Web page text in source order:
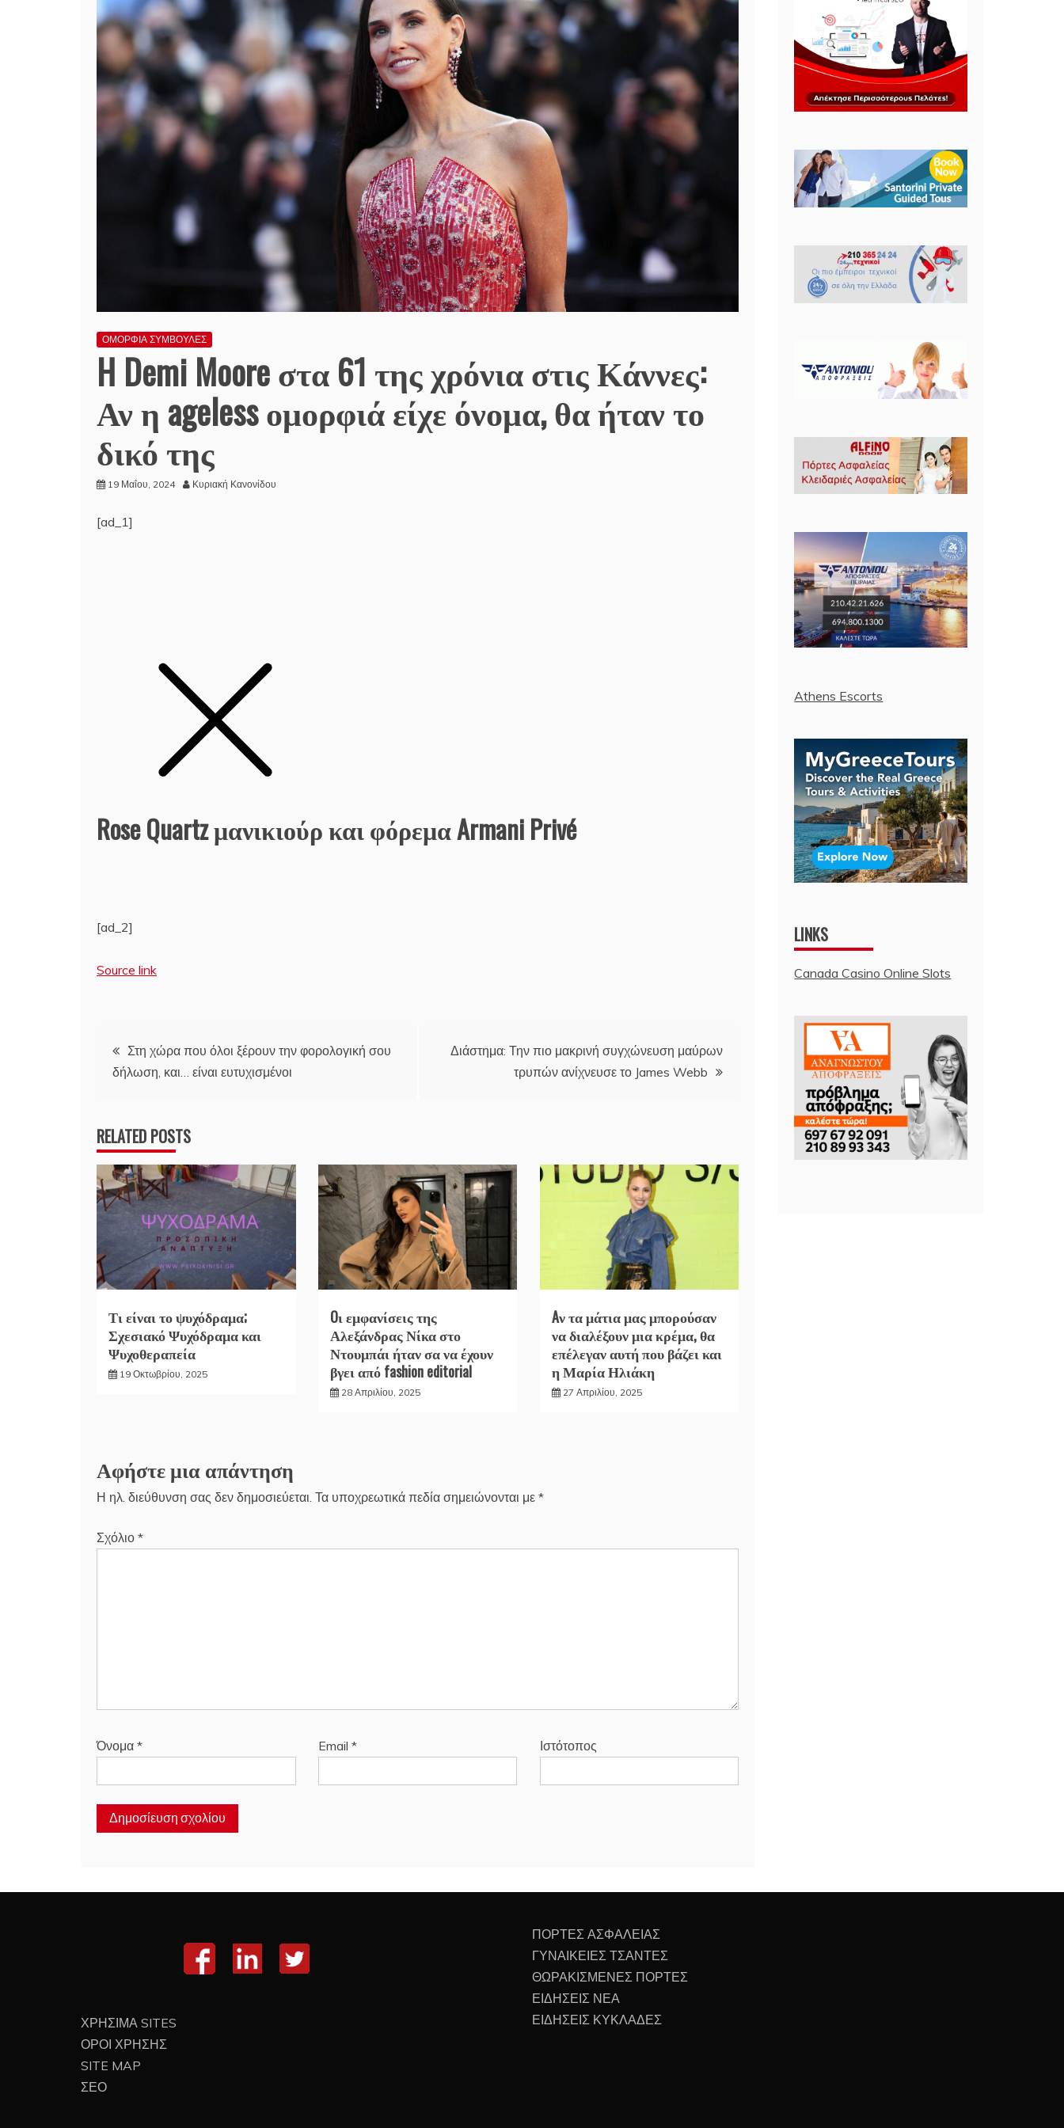
ΟΜΟΡΦΙΑ ΣΥΜΒΟΥΛΕΣ
H Demi Moore στα 61 της χρόνια στις Κάννες:
Αν η ageless ομορφιά είχε όνομα, θα ήταν το
δικό της
19 Μαΐου, 2024 Κυριακή Κανονίδου
[ad_1]
Rose Quartz μανικιούρ και φόρεμα Armani Privé
[ad_2]
Source link
Πλοήγηση
άρθρων
Στη χώρα που όλοι ξέρουν την φορολογική σου
δήλωση, και… είναι ευτυχισμένοι
Διάστημα: Την πιο μακρινή συγχώνευση μαύρων
τρυπών ανίχνευσε το James Webb
RELATED POSTS
Τι είναι το ψυχόδραμα;
Σχεσιακό Ψυχόδραμα και
Ψυχοθεραπεία
19 Οκτωβρίου, 2025
Oι εμφανίσεις της
Αλεξάνδρας Νίκα στο
Ντουμπάι ήταν σα να έχουν
βγει από fashion editorial
28 Απριλίου, 2025
Aν τα μάτια μας μπορούσαν
να διαλέξουν μια κρέμα, θα
επέλεγαν αυτή που βάζει και
η Μαρία Ηλιάκη
27 Απριλίου, 2025
Αφήστε μια απάντηση
Η ηλ. διεύθυνση σας δεν δημοσιεύεται. Τα υποχρεωτικά πεδία σημειώνονται με *
Σχόλιο *
Όνομα * Email * Ιστότοπος
Athens Escorts
LINKS
Canada Casino Online Slots
ΧΡΗΣΙΜΑ SITES
ΟΡΟΙ ΧΡΗΣΗΣ
SITE MAP
ΣΕΟ
ΠΟΡΤΕΣ ΑΣΦΑΛΕΙΑΣ
ΓΥΝΑΙΚΕΙΕΣ ΤΣΑΝΤΕΣ
ΘΩΡΑΚΙΣΜΕΝΕΣ ΠΟΡΤΕΣ
ΕΙΔΗΣΕΙΣ ΝΕΑ
ΕΙΔΗΣΕΙΣ ΚΥΚΛΑΔΕΣ